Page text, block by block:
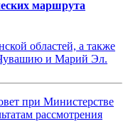
маршрута
областей, а также
и Марий Эл.
при Министерстве
рассмотрения